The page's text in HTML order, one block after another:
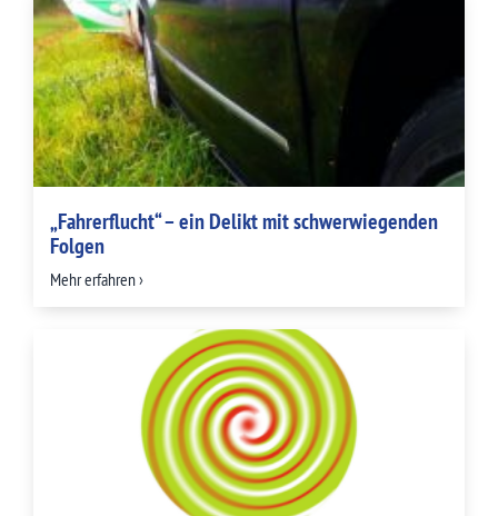
„Fahrerflucht“ – ein Delikt mit schwerwiegenden
Folgen
Mehr erfahren ›